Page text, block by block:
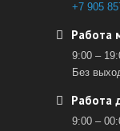
+7 905
Работа
9:00 –
Без
Работа
9:00 –